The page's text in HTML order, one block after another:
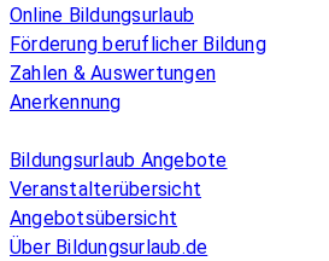
Online Bildungsurlaub
Förderung beruflicher Bildung
Zahlen & Auswertungen
Anerkennung
Bildungsurlaub Angebote
Veranstalterübersicht
Angebotsübersicht
Über Bildungsurlaub.de